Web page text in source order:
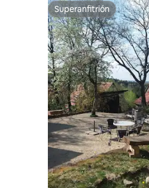
Superanfitrión
Superanfitrión